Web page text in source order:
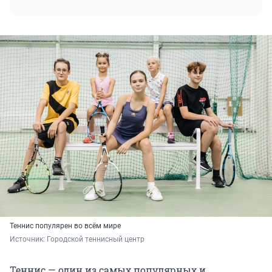
Теннис популярен во всём мире
Источник: Городской теннисный центр